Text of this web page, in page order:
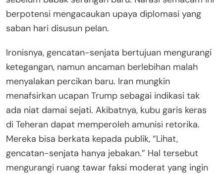
berpotensi mengacaukan upaya diplomasi yang
saban hari disusun pelan.
Ironisnya, gencatan-senjata bertujuan mengurangi
ketegangan, namun ancaman berlebihan malah
menyalakan percikan baru. Iran mungkin
menafsirkan ucapan Trump sebagai indikasi tak
ada niat damai sejati. Akibatnya, kubu garis keras
di Teheran dapat memperoleh amunisi retorika.
Mereka bisa berkata kepada publik, “Lihat,
gencatan-senjata hanya jebakan.” Hal tersebut
mengurangi ruang tawar faksi moderat yang ingin